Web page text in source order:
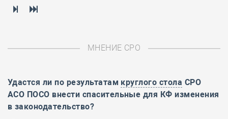
МНЕНИЕ СРО
Удастся ли по результатам круглого стола СРО
АСО ПОСО внести спасительные для КФ изменения
в законодательство?